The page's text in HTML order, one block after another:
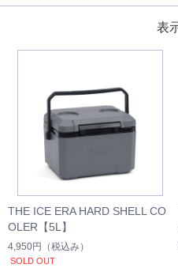
表
THE ICE ERA HARD SHELL CO
OLER【5L】
4,950円 （税込み）
SOLD OUT